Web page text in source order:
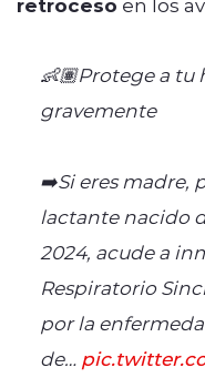
👶🏽Protege a
gravemente
➡️Si eres madre,
lactante nacido
2024, acude a
Respiratorio
por la
de…